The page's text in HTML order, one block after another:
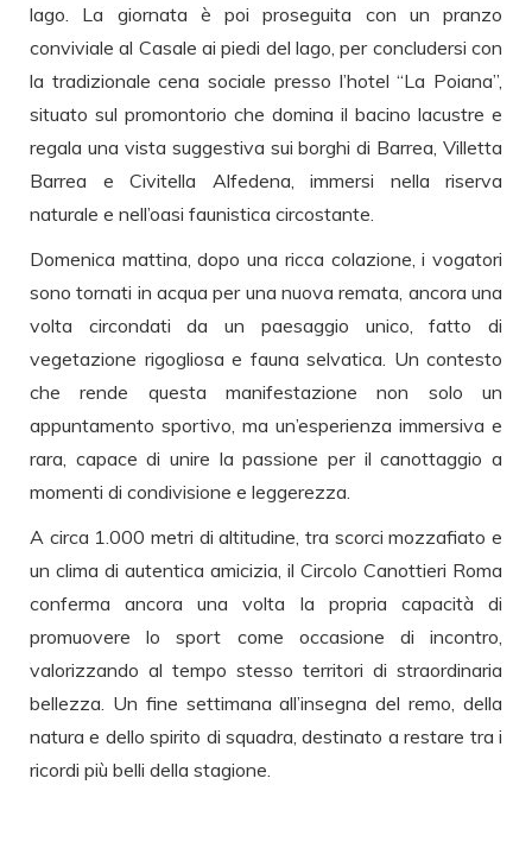
lago. La giornata è poi proseguita con un pranzo
conviviale al Casale ai piedi del lago, per concludersi con
la tradizionale cena sociale presso l’hotel “La Poiana”,
situato sul promontorio che domina il bacino lacustre e
regala una vista suggestiva sui borghi di Barrea, Villetta
Barrea e Civitella Alfedena, immersi nella riserva
naturale e nell’oasi faunistica circostante.
Domenica mattina, dopo una ricca colazione, i vogatori
sono tornati in acqua per una nuova remata, ancora una
volta circondati da un paesaggio unico, fatto di
vegetazione rigogliosa e fauna selvatica. Un contesto
che rende questa manifestazione non solo un
appuntamento sportivo, ma un’esperienza immersiva e
rara, capace di unire la passione per il canottaggio a
momenti di condivisione e leggerezza.
A circa 1.000 metri di altitudine, tra scorci mozzafiato e
un clima di autentica amicizia, il Circolo Canottieri Roma
conferma ancora una volta la propria capacità di
promuovere lo sport come occasione di incontro,
valorizzando al tempo stesso territori di straordinaria
bellezza. Un fine settimana all’insegna del remo, della
natura e dello spirito di squadra, destinato a restare tra i
ricordi più belli della stagione.